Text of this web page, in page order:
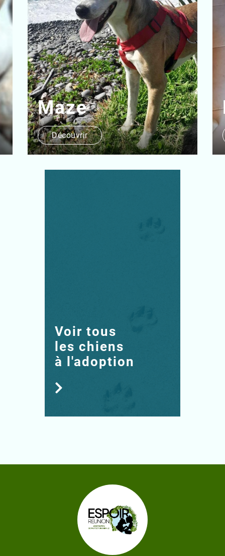
Kiki
Découvrir
Voir tous
les chiens
à l'adoption